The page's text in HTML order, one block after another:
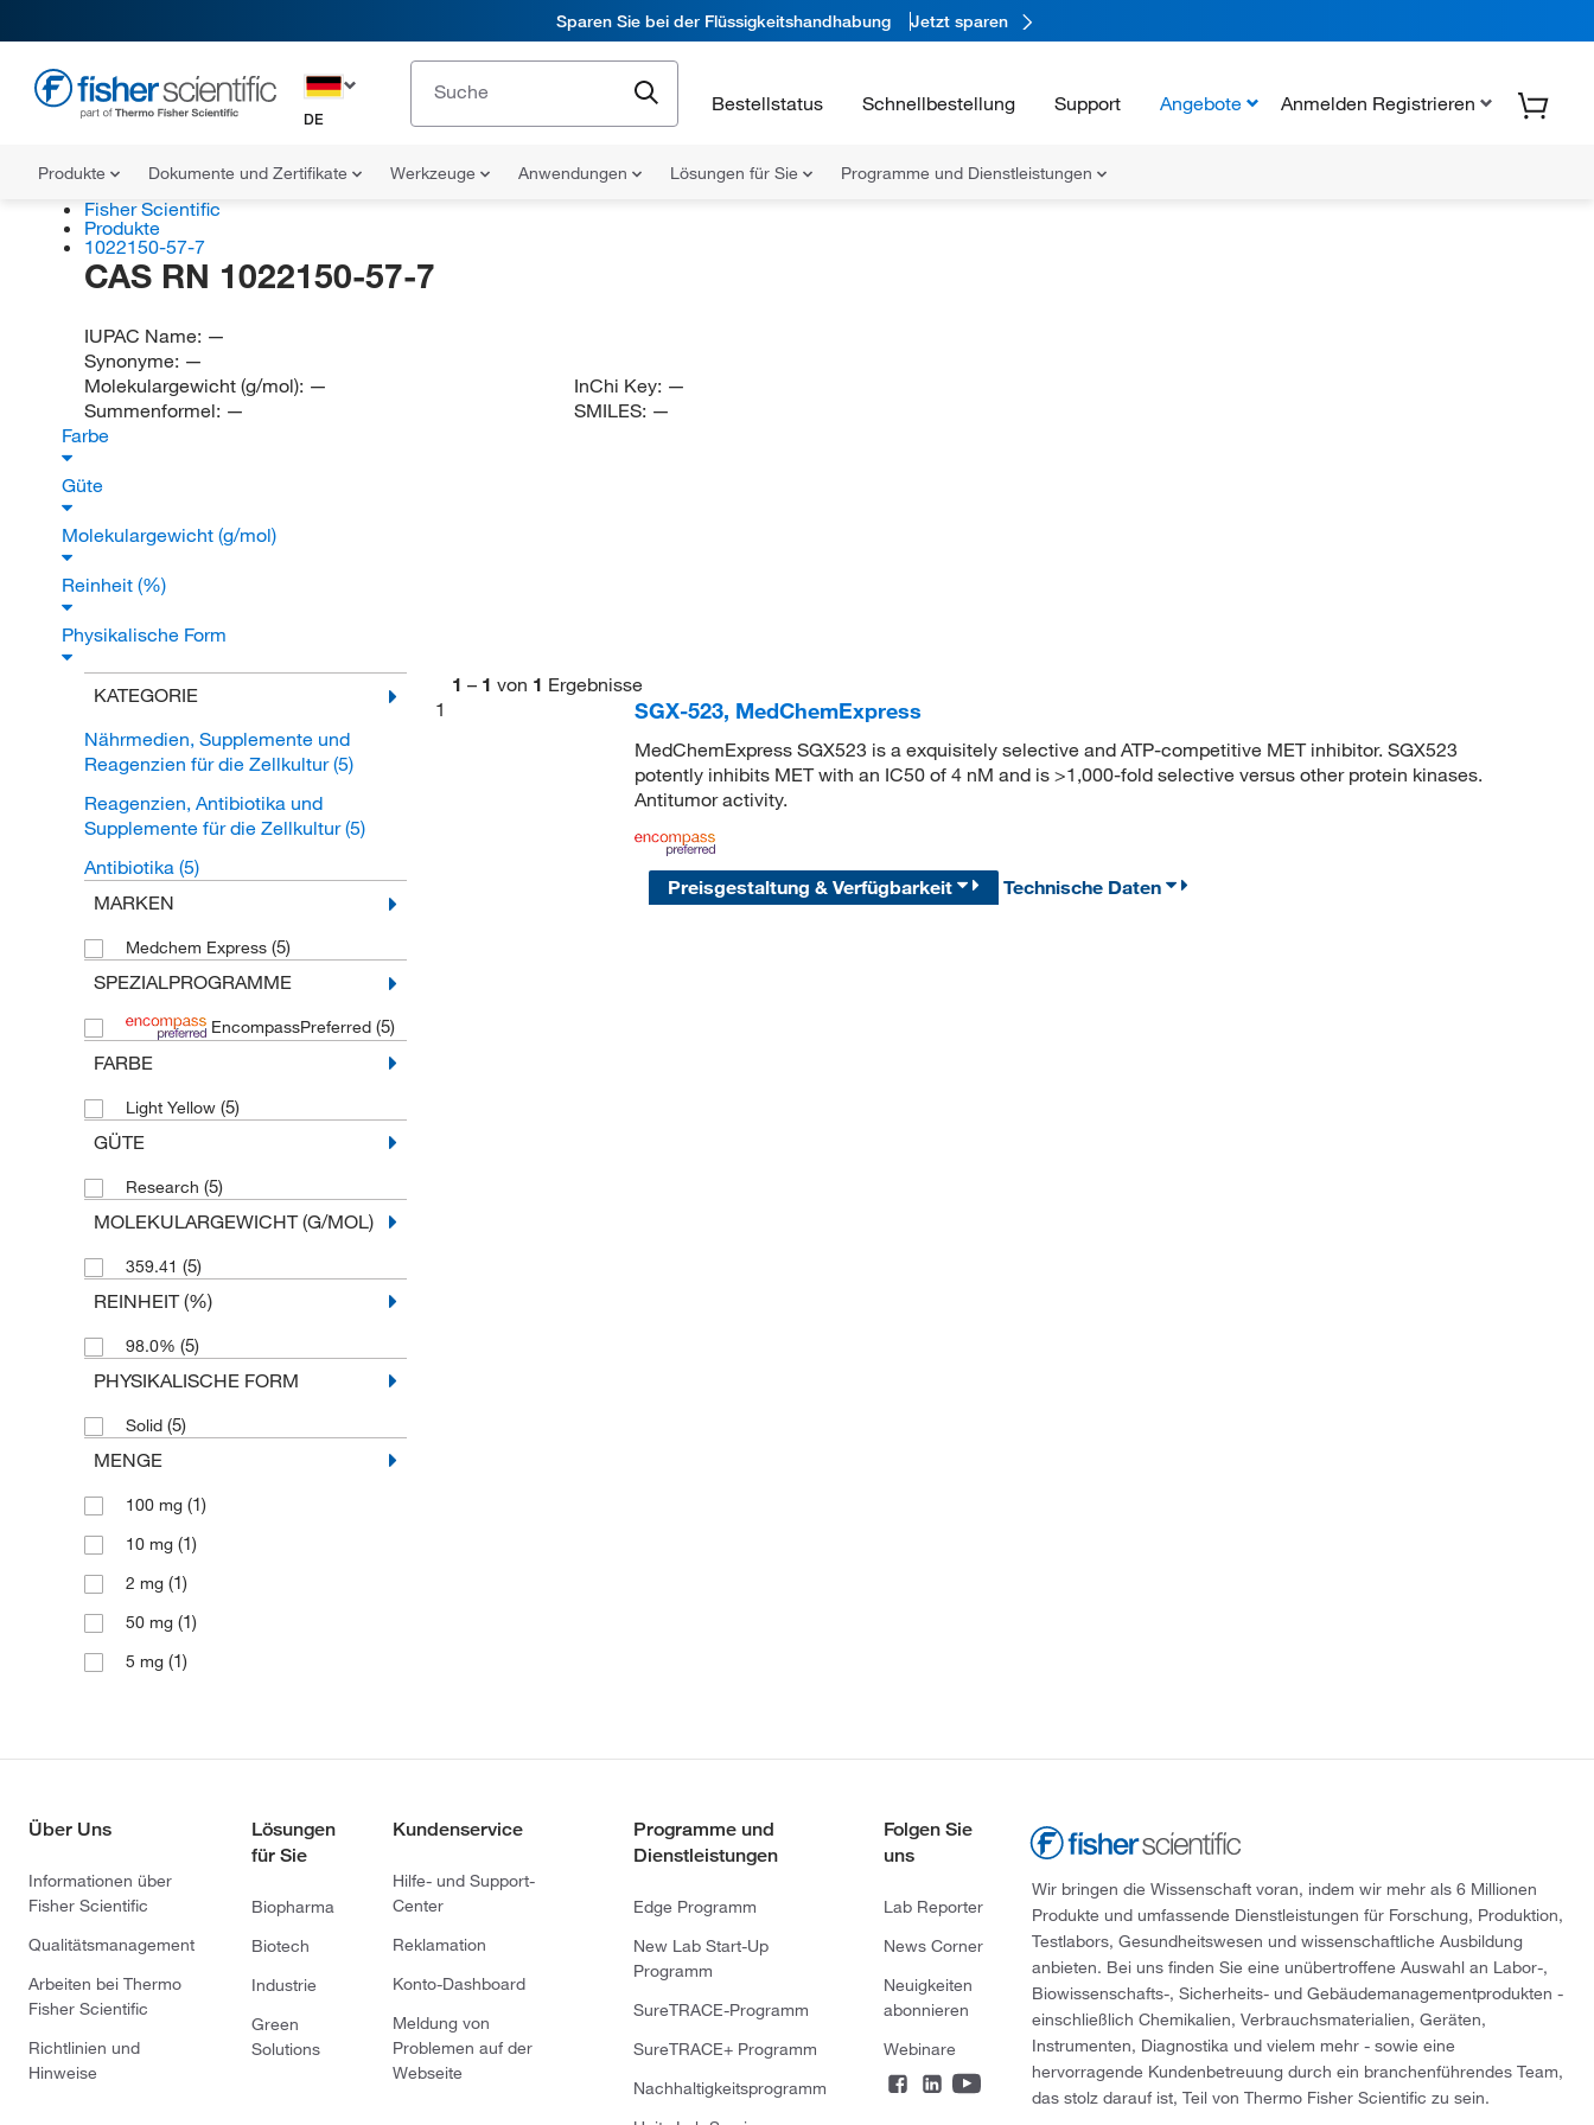
Sparen Sie bei der Flüssigkeitshandhabung Jetzt sparen
DE
Bestellstatus Schnellbestellung Support Angebote Anmelden Registrieren
Produkte Dokumente und Zertifikate Werkzeuge Anwendungen Lösungen für Sie Programme und Dienstleistungen
Fisher Scientific
Produkte
1022150-57-7
CAS RN 1022150-57-7
IUPAC Name: —
Synonyme: —
Molekulargewicht (g/mol): —
Summenformel: —
InChi Key: —
SMILES: —
Farbe
Güte
Molekulargewicht (g/mol)
Reinheit (%)
Physikalische Form
KATEGORIE
Nährmedien, Supplemente und
Reagenzien für die Zellkultur(5)
Reagenzien, Antibiotika und
Supplemente für die Zellkultur(5)
Antibiotika (5)
MARKEN
Medchem Express (5)
SPEZIALPROGRAMME
EncompassPreferred (5)
FARBE
Light Yellow (5)
GÜTE
Research (5)
MOLEKULARGEWICHT (G/MOL)
359.41 (5)
REINHEIT (%)
98.0% (5)
PHYSIKALISCHE FORM
Solid (5)
MENGE
100 mg (1)
10 mg (1)
2 mg (1)
50 mg (1)
5 mg (1)
1 – 1 von 1 Ergebnisse
1
SGX-523, MedChemExpress
MedChemExpress SGX523 is a exquisitely selective and ATP-competitive MET inhibitor. SGX523
potently inhibits MET with an IC50 of 4 nM and is >1,000-fold selective versus other protein kinases.
Antitumor activity.
Preisgestaltung & Verfügbarkeit Technische Daten
Über Uns
Informationen über
Fisher Scientific
Qualitätsmanagement
Arbeiten bei Thermo
Fisher Scientific
Richtlinien und
Hinweise
Lösungen
für Sie
Biopharma
Biotech
Industrie
Green
Solutions
Kundenservice
Hilfe- und Support-
Center
Reklamation
Konto-Dashboard
Meldung von
Problemen auf der
Webseite
Programme und
Dienstleistungen
Edge Programm
New Lab Start-Up
Programm
SureTRACE-Programm
SureTRACE+ Programm
Nachhaltigkeitsprogramm
Folgen Sie
uns
Lab Reporter
News Corner
Neuigkeiten
abonnieren
Webinare
Wir bringen die Wissenschaft voran, indem wir mehr als 6 Millionen
Produkte und umfassende Dienstleistungen für Forschung, Produktion,
Testlabors, Gesundheitswesen und wissenschaftliche Ausbildung
anbieten. Bei uns finden Sie eine unübertroffene Auswahl an Labor-,
Biowissenschafts-, Sicherheits- und Gebäudemanagementprodukten -
einschließlich Chemikalien, Verbrauchsmaterialien, Geräten,
Instrumenten, Diagnostika und vielem mehr - sowie eine
hervorragende Kundenbetreuung durch ein branchenführendes Team,
das stolz darauf ist, Teil von Thermo Fisher Scientific zu sein.